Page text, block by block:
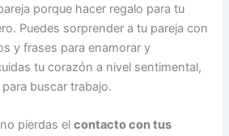
porque hacer regalo para tu
Puedes sorprender a tu pareja con
y frases para enamorar y
tu corazón a nivel sentimental,
buscar trabajo.
pierdas elcontacto con tus